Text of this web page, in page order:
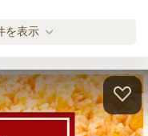
アット・フェスタ
2,700円/人
む！小分けピアット・オー
を表示